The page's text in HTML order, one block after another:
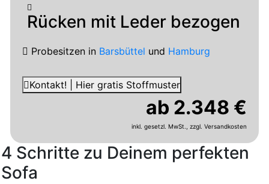
Rücken mit Leder bezogen
Probesitzen in Barsbüttel und Hamburg
Kontakt! | Hier gratis Stoffmuster
ab 2.348 €
inkl. gesetzl. MwSt., zzgl. Versandkosten
4 Schritte zu Deinem perfekten
Sofa